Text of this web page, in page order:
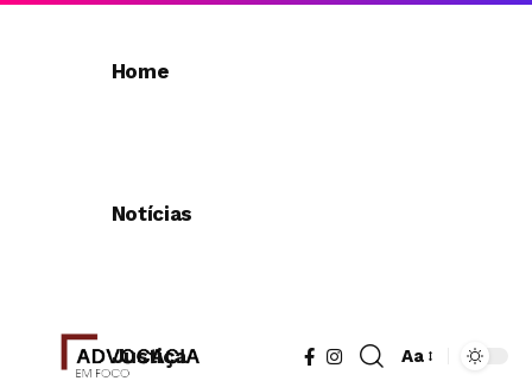
Home
Notícias
Justiça Aa